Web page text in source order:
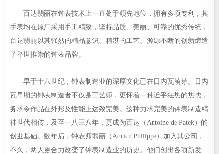
百达翡丽在钟表技术上一直处于领先地位，拥有多项专利，其
手表均在原厂采用手工精致，坚持品质、美丽、可靠的优秀传统，
百达翡丽以其强烈的精品意识、精湛的工艺、源源不断的创新缔造
了举世推崇的钟表品牌。
早于十六世纪，钟表制造业的深厚文化已在日内瓦萌芽。日内
瓦早期的钟表制造者不仅是工艺师，更怀着一种近乎狂热的热忱，
务求令作品在外形及性能上达致完美。这种力求完美的钟表制造精
神世代相传，及至一八三八年，更成为百达（Antoine de Patek）的
创业基础。数年后，钟表师翡丽（Adricn Philippe）加入其公司，
不久，两人更合力改变了钟表制造业的历史。他们创出各项新发